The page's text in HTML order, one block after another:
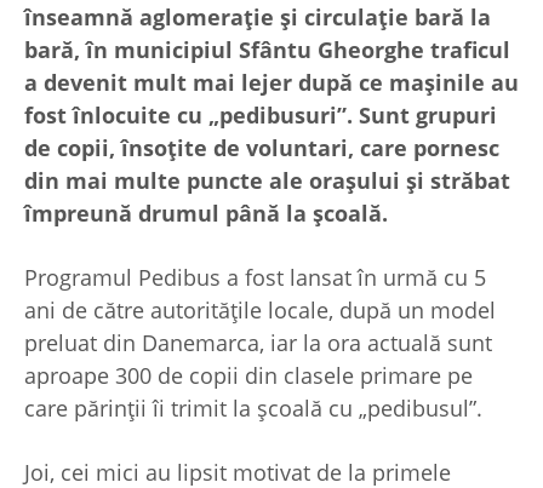
înseamnă aglomeraţie şi circulaţie bară la
bară, în municipiul Sfântu Gheorghe traficul
a devenit mult mai lejer după ce maşinile au
fost înlocuite cu „pedibusuri”. Sunt grupuri
de copii, însoţite de voluntari, care pornesc
din mai multe puncte ale oraşului şi străbat
împreună drumul până la şcoală.
Programul Pedibus a fost lansat în urmă cu 5
ani de către autorităţile locale, după un model
preluat din Danemarca, iar la ora actuală sunt
aproape 300 de copii din clasele primare pe
care părinţii îi trimit la şcoală cu „pedibusul”.
Joi, cei mici au lipsit motivat de la primele